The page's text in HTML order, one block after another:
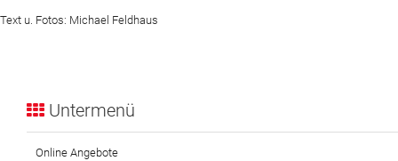
Text u. Fotos: Michael Feldhaus
Untermenü
Online Angebote